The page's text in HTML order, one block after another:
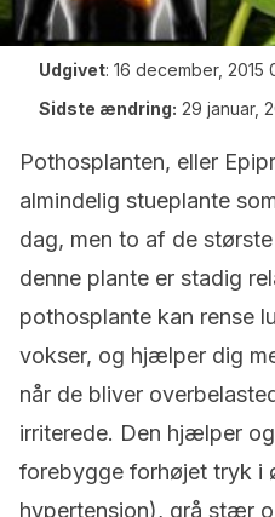
Udgivet: 16 december, 2015
Sidste ændring: 29 januar,
Pothosplanten, eller
almindelig stueplante
dag, men to af de
denne plante er stadig
pothosplante kan rense
vokser, og hjælper dig
når de bliver
irriterede. Den hjælper
forebygge forhøjet tryk i
hypertension), grå stær